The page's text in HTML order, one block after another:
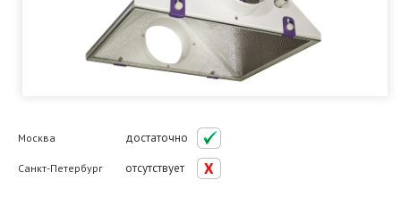
Москва достаточно
Санкт-Петербург отсутствует